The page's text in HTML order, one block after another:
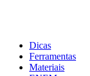
Dicas
Ferramentas
Materiais